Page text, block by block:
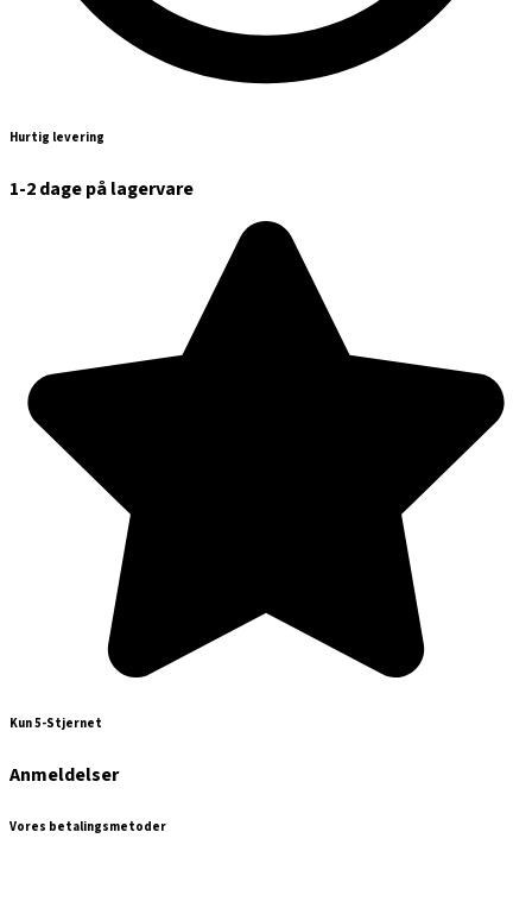
Hurtig levering
1-2 dage på lagervare
Kun 5-Stjernet
Anmeldelser
Vores betalingsmetoder